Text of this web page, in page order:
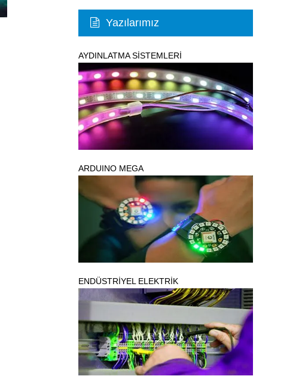
Yazılarımız
AYDINLATMA SİSTEMLERİ
ARDUINO MEGA
ENDÜSTRİYEL ELEKTRİK